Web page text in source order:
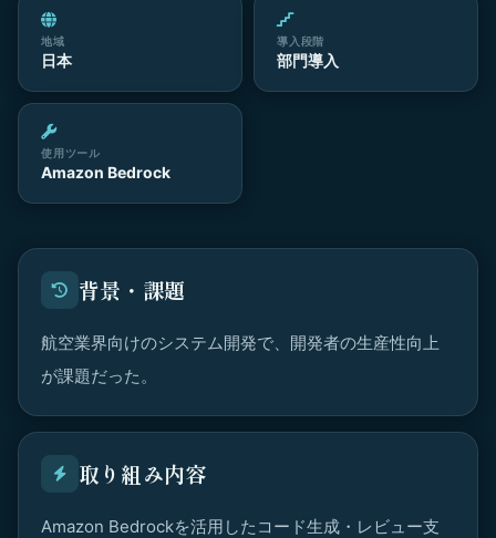
地域
日本
導入段階
部門導入
使用ツール
Amazon Bedrock
背景・課題
航空業界向けのシステム開発で、開発者の生産性向上
が課題だった。
取り組み内容
Amazon Bedrockを活用したコード生成・レビュー支